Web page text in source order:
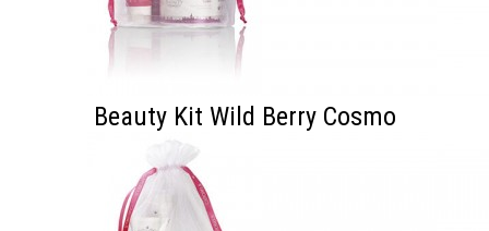
Beauty Kit Wild Berry Cosmo